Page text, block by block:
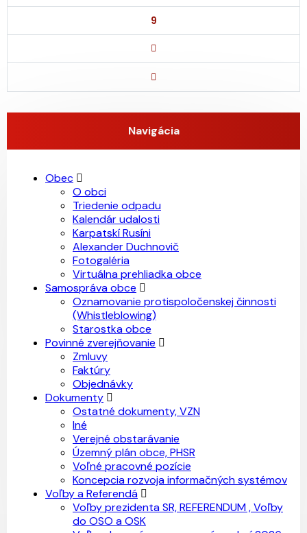
9
Navigácia
Obec
O obci
Triedenie odpadu
Kalendár udalosti
Karpatskí Rusíni
Alexander Duchnovič
Fotogaléria
Virtuálna prehliadka obce
Samospráva obce
Oznamovanie protispoločenskej činnosti
(Whistleblowing)
Starostka obce
Povinné zverejňovanie
Zmluvy
Faktúry
Objednávky
Dokumenty
Ostatné dokumenty, VZN
Iné
Verejné obstarávanie
Územný plán obce, PHSR
Voľné pracovné pozície
Koncepcia rozvoja informačných systémov
Voľby a Referendá
Voľby prezidenta SR, REFERENDUM , Voľby
do OSO a OSK